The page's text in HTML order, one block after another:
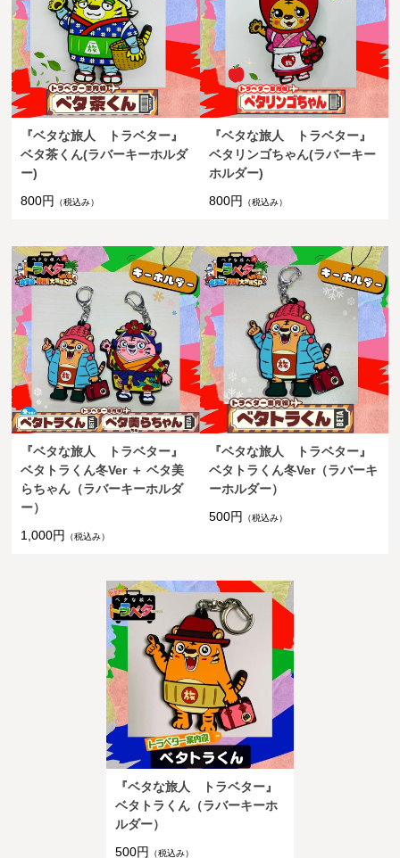
『ベタな旅人 トラベター』
ベタ茶くん(ラバーキーホルダ
ー)
800円
（税込み）
『ベタな旅人 トラベター』
ベタリンゴちゃん(ラバーキー
ホルダー)
800円
（税込み）
『ベタな旅人 トラベター』
ベタトラくん冬Ver ＋ ベタ美
らちゃん（ラバーキーホルダ
ー）
1,000円
（税込み）
『ベタな旅人 トラベター』
ベタトラくん冬Ver（ラバーキ
ーホルダー）
500円
（税込み）
『ベタな旅人 トラベター』
ベタトラくん（ラバーキーホ
ルダー）
500円
（税込み）